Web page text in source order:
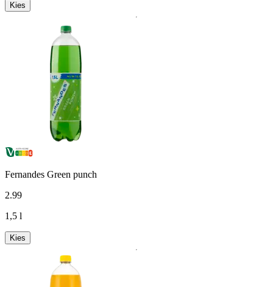
Kies
Fernandes Green punch
2.99
1,5 l
Kies